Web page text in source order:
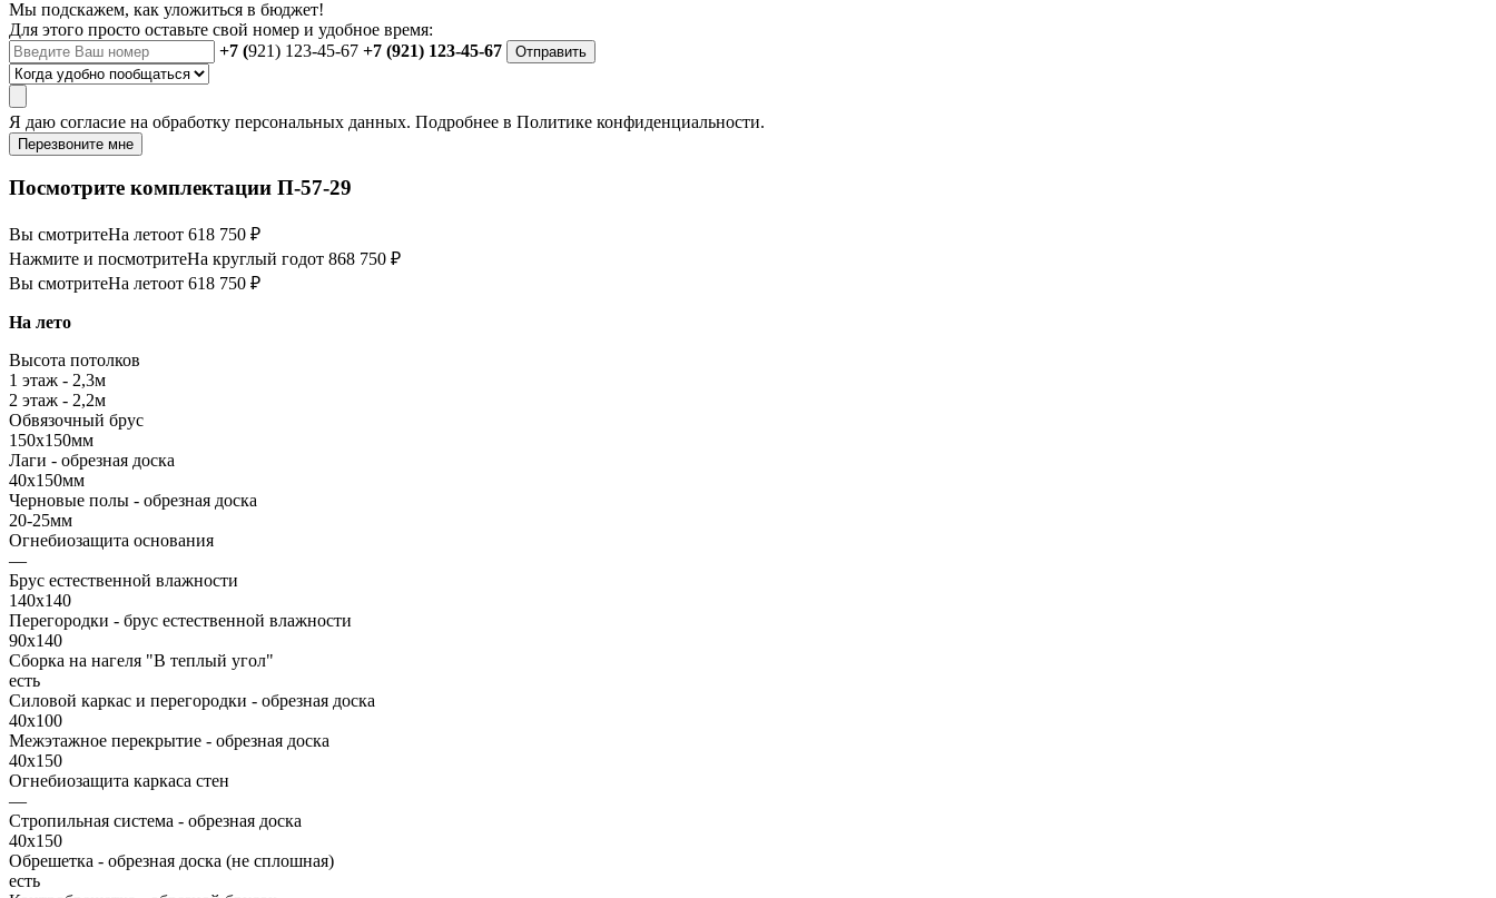
Мы подскажем, как уложиться в бюджет!
Для этого просто оставьте свой номер и удобное время:
+7 (921) 123-45-67 +7 (921) 123-45-67 Отправить
Я даю согласие на обработку персональных данных. Подробнее в Политике конфиденциальности.
Перезвоните мне
Посмотрите комплектации П-57-29
Вы смотритеНа летоот 618 750 ₽
Нажмите и посмотритеНа круглый годот 868 750 ₽
Вы смотритеНа летоот 618 750 ₽
На лето
Высота потолков
1 этаж - 2,3м
2 этаж - 2,2м
Обвязочный брус
150х150мм
Лаги - обрезная доска
40х150мм
Черновые полы - обрезная доска
20-25мм
Огнебиозащита основания
—
Брус естественной влажности
140х140
Перегородки - брус естественной влажности
90х140
Сборка на нагеля "В теплый угол"
есть
Силовой каркас и перегородки - обрезная доска
40х100
Межэтажное перекрытие - обрезная доска
40х150
Огнебиозащита каркаса стен
—
Стропильная система - обрезная доска
40х150
Обрешетка - обрезная доска (не сплошная)
есть